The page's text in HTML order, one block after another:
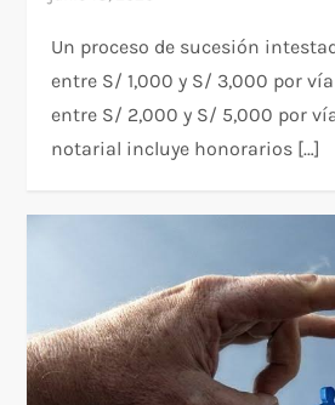
Un proceso de sucesión
entre S/ 1,000 y S/ 3,000 por
entre S/ 2,000 y S/ 5,000 por
notarial incluye honorarios […]